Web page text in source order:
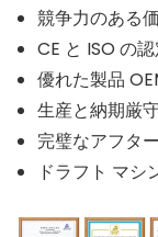
競争力のある
CE と ISO の
優れた製品
生産と納期厳
完璧なアフタ
ドラフト マシ